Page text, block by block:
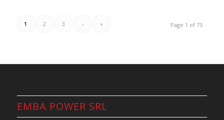
Page 1 of 75
1 2 3 › »
EMBA POWER SRL